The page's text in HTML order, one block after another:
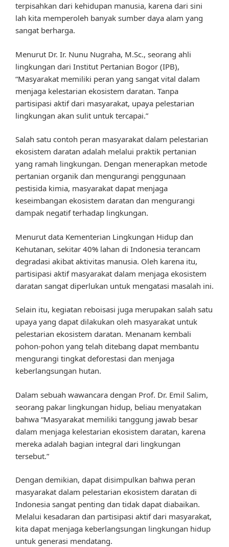
terpisahkan dari kehidupan manusia, karena dari sini
lah kita memperoleh banyak sumber daya alam yang
sangat berharga.
Menurut Dr. Ir. Nunu Nugraha, M.Sc., seorang ahli
lingkungan dari Institut Pertanian Bogor (IPB),
“Masyarakat memiliki peran yang sangat vital dalam
menjaga kelestarian ekosistem daratan. Tanpa
partisipasi aktif dari masyarakat, upaya pelestarian
lingkungan akan sulit untuk tercapai.”
Salah satu contoh peran masyarakat dalam pelestarian
ekosistem daratan adalah melalui praktik pertanian
yang ramah lingkungan. Dengan menerapkan metode
pertanian organik dan mengurangi penggunaan
pestisida kimia, masyarakat dapat menjaga
keseimbangan ekosistem daratan dan mengurangi
dampak negatif terhadap lingkungan.
Menurut data Kementerian Lingkungan Hidup dan
Kehutanan, sekitar 40% lahan di Indonesia terancam
degradasi akibat aktivitas manusia. Oleh karena itu,
partisipasi aktif masyarakat dalam menjaga ekosistem
daratan sangat diperlukan untuk mengatasi masalah ini.
Selain itu, kegiatan reboisasi juga merupakan salah satu
upaya yang dapat dilakukan oleh masyarakat untuk
pelestarian ekosistem daratan. Menanam kembali
pohon-pohon yang telah ditebang dapat membantu
mengurangi tingkat deforestasi dan menjaga
keberlangsungan hutan.
Dalam sebuah wawancara dengan Prof. Dr. Emil Salim,
seorang pakar lingkungan hidup, beliau menyatakan
bahwa “Masyarakat memiliki tanggung jawab besar
dalam menjaga kelestarian ekosistem daratan, karena
mereka adalah bagian integral dari lingkungan
tersebut.”
Dengan demikian, dapat disimpulkan bahwa peran
masyarakat dalam pelestarian ekosistem daratan di
Indonesia sangat penting dan tidak dapat diabaikan.
Melalui kesadaran dan partisipasi aktif dari masyarakat,
kita dapat menjaga keberlangsungan lingkungan hidup
untuk generasi mendatang.